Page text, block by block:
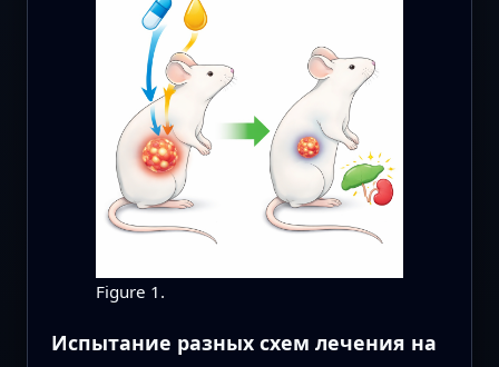
Figure 1.
Испытание разных схем лечения на